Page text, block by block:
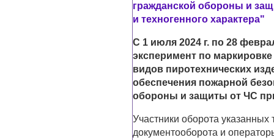
гражданской обороны и
и техногенного характера"
С 1 июля 2024 г. по 28
эксперимент по
видов пиротехнических
обеспечения пожарной
обороны и защиты от ЧС
Участники оборота
документооборота и